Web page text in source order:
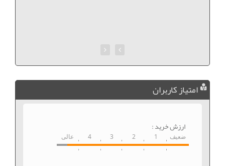
امتیاز کاربران
ارزش خرید :
ضعیف 1
2
3
4 عالی